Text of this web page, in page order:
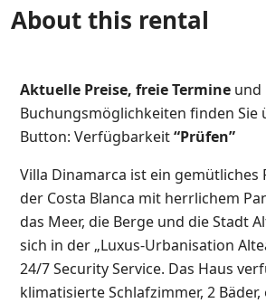
About this rental
Aktuelle Preise, freie Termine und
Buchungsmöglichkeiten finden Sie
Button: Verfügbarkeit“Prüfen”
Villa Dinamarca ist ein gemütliches
der Costa Blanca mit herrlichem
das Meer, die Berge und die Stadt
sich in der „Luxus-Urbanisation
24/7 Security Service. Das Haus
klimatisierte Schlafzimmer, 2